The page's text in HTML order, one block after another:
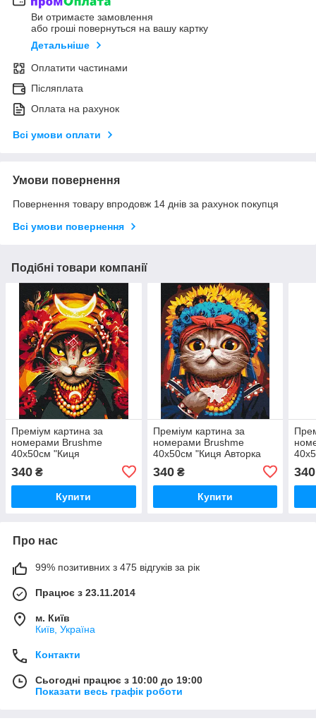
Ви отримаєте замовлення
або гроші повернуться на вашу картку
Детальніше
Оплатити частинами
Післяплата
Оплата на рахунок
Всі умови оплати
Умови повернення
Повернення товару впродовж 14 днів за рахунок покупця
Всі умови повернення
Подібні товари компанії
Преміум картина за
номерами Brushme
40x50см "Киця
Пащук" PBS53282
340 ₴
Купити
Преміум картина за
номерами Brushme
40x50см "Киця Авторка
PBS53310
340₴
Купити
340
Про нас
99% позитивних з 475 відгуків за рік
Працює з 23.11.2014
м. Київ
Київ, Україна
Контакти
Сьогодні працює з 10:00 до 19:00
Показати весь графік роботи